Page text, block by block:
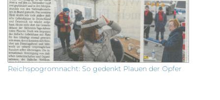
Reichspogromnacht: So gedenkt Plauen der Opfer